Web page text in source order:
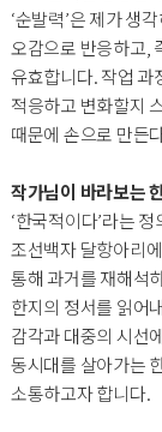
‘순발력’은 제가 생
오감으로 반응하고,
유효합니다. 작업 과
적응하고 변화할지
때문에 손으로 만든
작가님이 바라보는
‘한국적이다’라는
조선백자 달항아리
통해 과거를 재해석
한지의 정서를 읽어
감각과 대중의 시선
동시대를 살아가는
소통하고자 합니다.